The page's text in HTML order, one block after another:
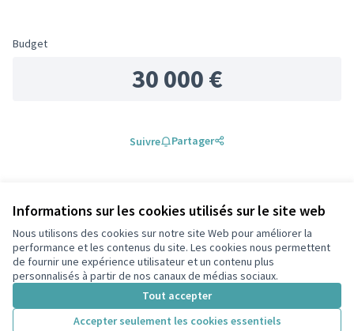
Informations sur les cookies utilisés sur le site web
Nous utilisons des cookies sur notre site Web pour améliorer la
performance et les contenus du site. Les cookies nous permettent
de fournir une expérience utilisateur et un contenu plus
personnalisés à partir de nos canaux de médias sociaux.
Tout accepter
Accepter seulement les cookies essentiels
Budget
30 000 €
Suivre Partager
Les mieux notésLes plus récents
Les plus
anciens
Les plus
débattus
créez un compte
commentaire.